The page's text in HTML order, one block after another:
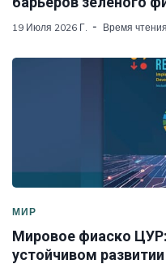
19 Июля 2026 Г. Время
МИР
Мировое фиаско
устойчивом